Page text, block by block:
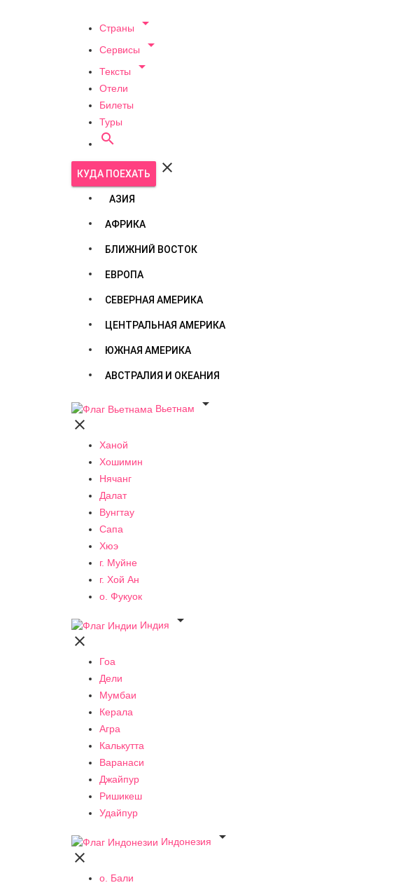
Страны 
Сервисы 
Тексты 
Отели
Билеты
Туры

КУДА ПОЕХАТЬ 
АЗИЯ
АФРИКА
БЛИЖНИЙ ВОСТОК
ЕВРОПА
СЕВЕРНАЯ АМЕРИКА
ЦЕНТРАЛЬНАЯ АМЕРИКА
ЮЖНАЯ АМЕРИКА
АВСТРАЛИЯ И ОКЕАНИЯ
Вьетнам


Ханой
Хошимин
Нячанг
Далат
Вунгтау
Сапа
Хюэ
г. Муйне
г. Хой Ан
о. Фукуок
Индия


Гоа
Дели
Мумбаи
Керала
Агра
Калькутта
Варанаси
Джайпур
Ришикеш
Удайпур
Индонезия


о. Бали